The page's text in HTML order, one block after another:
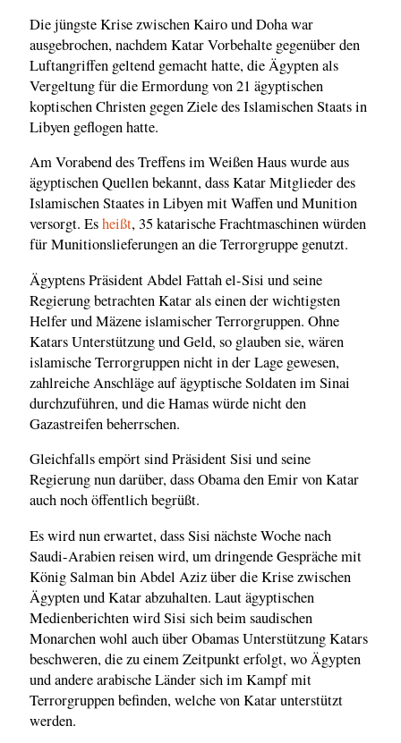
Die jüngste Krise zwischen Kairo und Doha war
ausgebrochen, nachdem Katar Vorbehalte gegenüber den
Luftangriffen geltend gemacht hatte, die Ägypten als
Vergeltung für die Ermordung von 21 ägyptischen
koptischen Christen gegen Ziele des Islamischen Staats in
Libyen geflogen hatte.
Am Vorabend des Treffens im Weißen Haus wurde aus
ägyptischen Quellen bekannt, dass Katar Mitglieder des
Islamischen Staates in Libyen mit Waffen und Munition
versorgt. Esheißt, 35 katarische Frachtmaschinen würden
für Munitionslieferungen an die Terrorgruppe genutzt.
Ägyptens Präsident Abdel Fattah el-Sisi und seine
Regierung betrachten Katar als einen der wichtigsten
Helfer und Mäzene islamischer Terrorgruppen. Ohne
Katars Unterstützung und Geld, so glauben sie, wären
islamische Terrorgruppen nicht in der Lage gewesen,
zahlreiche Anschläge auf ägyptische Soldaten im Sinai
durchzuführen, und die Hamas würde nicht den
Gazastreifen beherrschen.
Gleichfalls empört sind Präsident Sisi und seine
Regierung nun darüber, dass Obama den Emir von Katar
auch noch öffentlich begrüßt.
Es wird nun erwartet, dass Sisi nächste Woche nach
Saudi-Arabien reisen wird, um dringende Gespräche mit
König Salman bin Abdel Aziz über die Krise zwischen
Ägypten und Katar abzuhalten. Laut ägyptischen
Medienberichten wird Sisi sich beim saudischen
Monarchen wohl auch über Obamas Unterstützung Katars
beschweren, die zu einem Zeitpunkt erfolgt, wo Ägypten
und andere arabische Länder sich im Kampf mit
Terrorgruppen befinden, welche von Katar unterstützt
werden.